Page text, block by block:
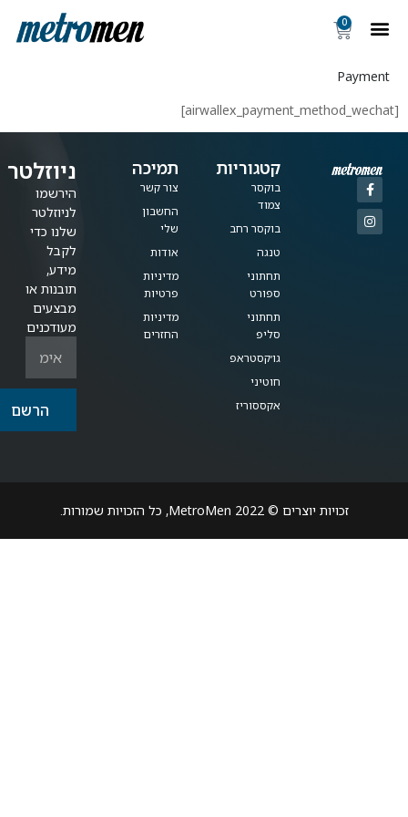
Payment
קטגוריות
בוקסר
צמוד
בוקסר רחב
טנגה
תחתוני
ספורט
תחתוני
סליפ
גו׳קסטראפ
חוטיני
אקססוריז
תמיכה
צור קשר
החשבון
שלי
אודות
מדיניות
פרטיות
מדיניות
החזרים
ניוזלטר
הירשמו
לניוזלטר
שלנו כדי
לקבל
מידע,
תובנות או
מבצעים
מעודכנים
הרשם
זכויות יוצרים © 2022 MetroMen, כל הזכויות שמורות.